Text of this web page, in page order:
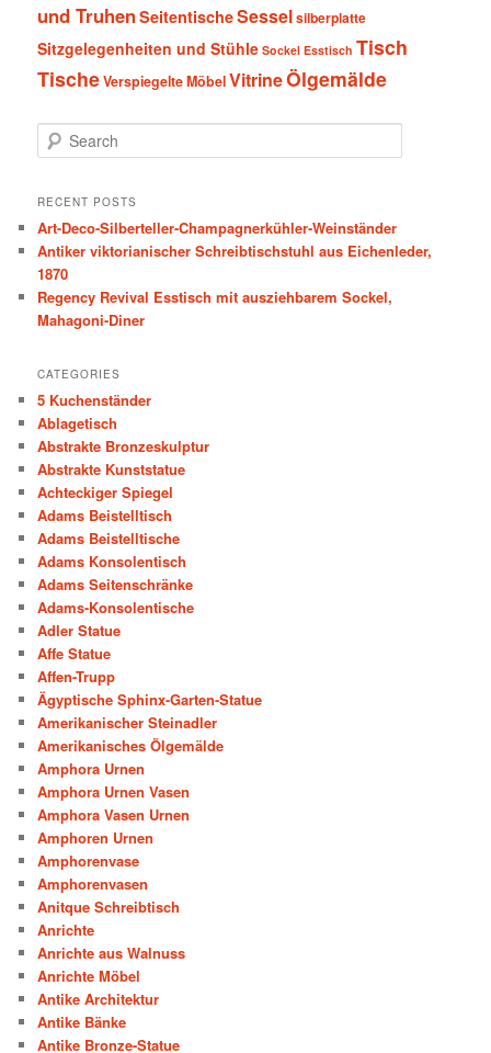
und TruhenSeitentischeSesselsilberplatte
Sitzgelegenheiten und Stühle Sockel Esstisch Tisch
TischeVerspiegelte MöbelVitrineÖlgemälde
e
r
h
RECENT POSTS
Art-Deco-Silberteller-Champagnerkühler-Weinständer
Antiker viktorianischer Schreibtischstuhl aus Eichenleder,
1870
Regency Revival Esstisch mit ausziehbarem Sockel,
Mahagoni-Diner
CATEGORIES
5 Kuchenständer
Ablagetisch
Abstrakte Bronzeskulptur
Abstrakte Kunststatue
Achteckiger Spiegel
Adams Beistelltisch
Adams Beistelltische
Adams Konsolentisch
Adams Seitenschränke
Adams-Konsolentische
Adler Statue
Affe Statue
Affen-Trupp
Ägyptische Sphinx-Garten-Statue
Amerikanischer Steinadler
Amerikanisches Ölgemälde
Amphora Urnen
Amphora Urnen Vasen
Amphora Vasen Urnen
Amphoren Urnen
Amphorenvase
Amphorenvasen
Anitque Schreibtisch
Anrichte
Anrichte aus Walnuss
Anrichte Möbel
Antike Architektur
Antike Bänke
Antike Bronze-Statue